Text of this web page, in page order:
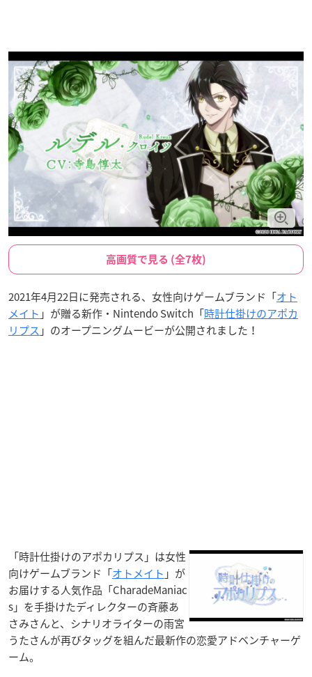
高画質で見る (全7枚)
2021年4月22日に発売される、女性向けゲームブランド「オト
メイト 」が贈る新作・Nintendo Switch「時計仕掛けのアポカ
リプス 」のオープニングムービーが公開されました！
「時計仕掛けのアポカリプス」は女性
向けゲームブランド「オトメイト 」が
お届けする人気作品「CharadeManiac
s」を手掛けたディレクターの斉藤あ
さみさんと、シナリオライターの雨宮
うたさんが再びタッグを組んだ最新作の恋愛アドベンチャーゲ
ーム。